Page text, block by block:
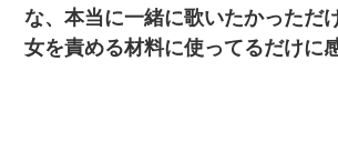
姉旦那の友達「ほんとのパパだよ～」私のお
→思わず手を叩いて振り払ったら…
な、本当に一緒に歌いたかっただ
女を責める材料に使ってるだけに